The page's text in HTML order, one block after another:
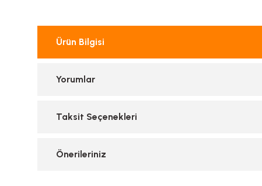
Ürün Bilgisi
Yorumlar
Taksit Seçenekleri
Önerileriniz